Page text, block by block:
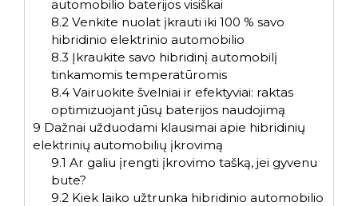
automobilio baterijos visiškai
8.2Venkite nuolat įkrauti iki 100 % savo
hibridinio elektrinio automobilio
8.3 Įkraukite savo hibridinį automobilį
tinkamomis temperatūromis
8.4Vairuokite švelniai ir efektyviai: raktas
optimizuojant jūsų baterijos naudojimą
9 Dažnai užduodami klausimai apie hibridinių
elektrinių automobilių įkrovimą
9.1 Ar galiu įrengti įkrovimo tašką, jei gyvenu
bute?
9.2Kiek laiko užtrunka hibridinio automobilio